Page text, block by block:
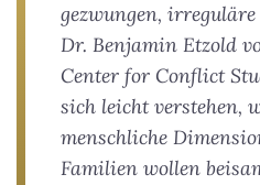
gezwungen,
Dr. Benjamin Etzold
Center for Conflict
sich leicht verstehen,
menschliche
Familien wollen